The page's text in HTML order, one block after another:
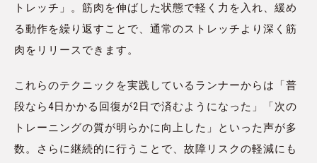
トレッチ」。筋肉を伸ばした状態で軽く力を入れ、緩め
る動作を繰り返すことで、通常のストレッチより深く筋
肉をリリースできます。
これらのテクニックを実践しているランナーからは「普
段なら4日かかる回復が2日で済むようになった」「次の
トレーニングの質が明らかに向上した」といった声が多
数。さらに継続的に行うことで、故障リスクの軽減にも